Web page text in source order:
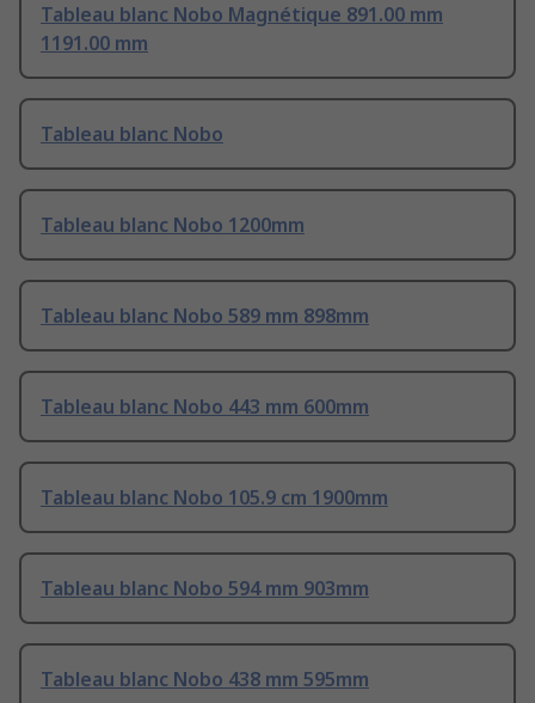
Tableau blanc Nobo Magnétique 891.00 mm
1191.00 mm
Tableau blanc Nobo
Tableau blanc Nobo 1200mm
Tableau blanc Nobo 589 mm 898mm
Tableau blanc Nobo 443 mm 600mm
Tableau blanc Nobo 105.9 cm 1900mm
Tableau blanc Nobo 594 mm 903mm
Tableau blanc Nobo 438 mm 595mm